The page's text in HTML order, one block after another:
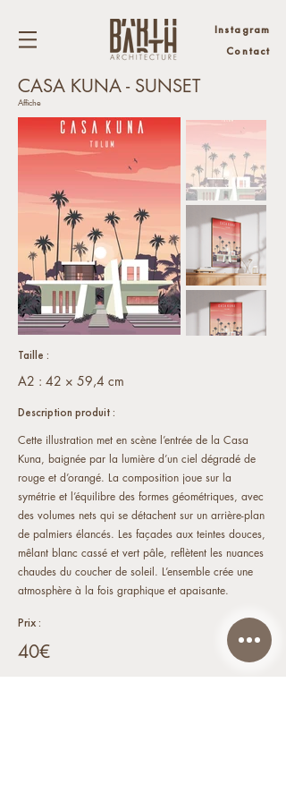
Instagram
Contact
CASA KUNA - SUNSET
Affiche
Taille :
A2 : 42 × 59,4 cm
Description produit :
Cette illustration met en scène l’entrée de la Casa
Kuna, baignée par la lumière d’un ciel dégradé de
rouge et d’orangé. La composition joue sur la
symétrie et l’équilibre des formes géométriques, avec
des volumes nets qui se détachent sur un arrière-plan
de palmiers élancés. Les façades aux teintes douces,
mêlant blanc cassé et vert pâle, reflètent les nuances
chaudes du coucher de soleil. L’ensemble crée une
atmosphère à la fois graphique et apaisante.
Prix :
40€